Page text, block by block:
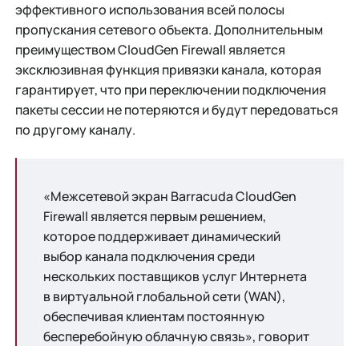
эффективного использования всей полосы
пропускания сетевого объекта. Дополнительным
преимуществом CloudGen Firewall является
эксклюзивная функция привязки канала, которая
гарантирует, что при переключении подключения
пакеты сессии не потеряются и будут передоваться
по другому каналу.
«Межсетевой экран Barracuda CloudGen
Firewall является первым решением,
которое поддерживает динамический
выбор канала подключения среди
нескольких поставщиков услуг Интернета
в виртуальной глобальной сети (WAN),
обеспечивая клиентам постоянную
бесперебойную облачную связь», говорит